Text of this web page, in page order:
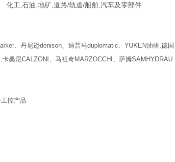
化工,石油,地矿,道路/轨道/船舶,汽车及零部件
、丹尼逊denison、迪普马duplomatic、YUKEN油研,德国
桑尼CALZONI、马祖奇MARZOCCHI、萨姆SAMHYDRAU
控产品